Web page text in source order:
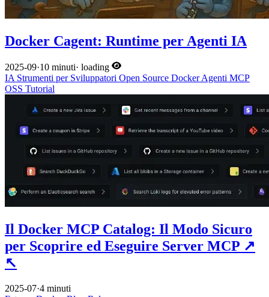
Docker Cagent: Runtime per Agenti IA
2025-09·10 minuti· loading
IA Strumenti per Sviluppatori Open Source DockerAgenti MCP
OSS Tutorial
Il Docker MCP Catalog: Il Modo Sicuro
per Scoprire ed Eseguire Server MCP ↗
↖
2025-07·4 minuti